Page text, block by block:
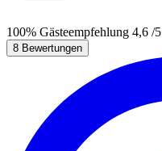
100% Gästeempfehlung 4,6 /5
8 Bewertungen